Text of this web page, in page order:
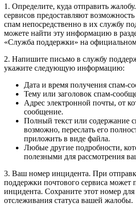
1. Определите, куда отправить
сервисов предоставляют
спам непосредственно в их службу
можете найти эту информацию в
«Служба поддержки» на официальном
2. Напишите письмо в службу
укажите следующую информацию:
Дата и время получения спам-
Тему или заголовок спам-
Адрес электронной почты, от
сообщение.
Полный текст или содержание
возможно, переслать его
приложить в виде файла.
Любые другие подробности,
полезными для рассмотрения
3. Ваш номер инцидента. При
поддержки почтового сервиса может
инцидента. Сохраните этот номер
отслеживания статуса вашей жалобы.